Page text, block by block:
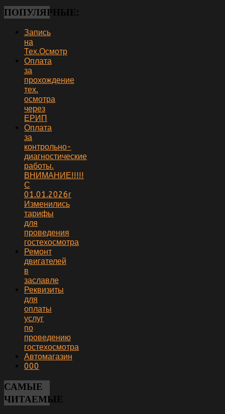
ПОПУЛЯРНЫЕ:
Запись
на
Тех.Осмотр
Оплата
за
прохождение
тех.
осмотра
через
ЕРИП
Оплата
за
контрольно-
диагностические
работы.
ВНИМАНИЕ!!!!!
С
01.01.2026г
Изменились
тарифы
для
проведения
гостехосмотра
Ремонт
двигателей
в
заславле
Реквизиты
для
оплаты
услуг
по
проведению
гостехосмотра
Автомагазин
000
САМЫЕ
ЧИТАЕМЫЕ